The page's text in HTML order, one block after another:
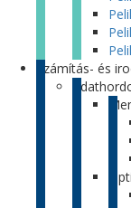
Számítás- és